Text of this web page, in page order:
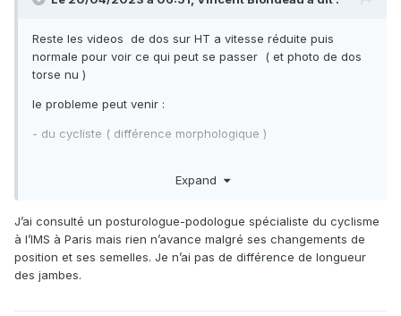
Reste les videos de dos sur HT a vitesse réduite puis
normale pour voir ce qui peut se passer ( et photo de dos
torse nu )
le probleme peut venir :
- du cycliste ( différence morphologique )
Il faut identifier si le velo est correctement construit ou si
c'est le ctycliste qui a un handicap ;
Expand
J’ai consulté un posturologue-podologue spécialiste du cyclisme
à l’IMS à Paris mais rien n’avance malgré ses changements de
position et ses semelles. Je n’ai pas de différence de longueur
des jambes.